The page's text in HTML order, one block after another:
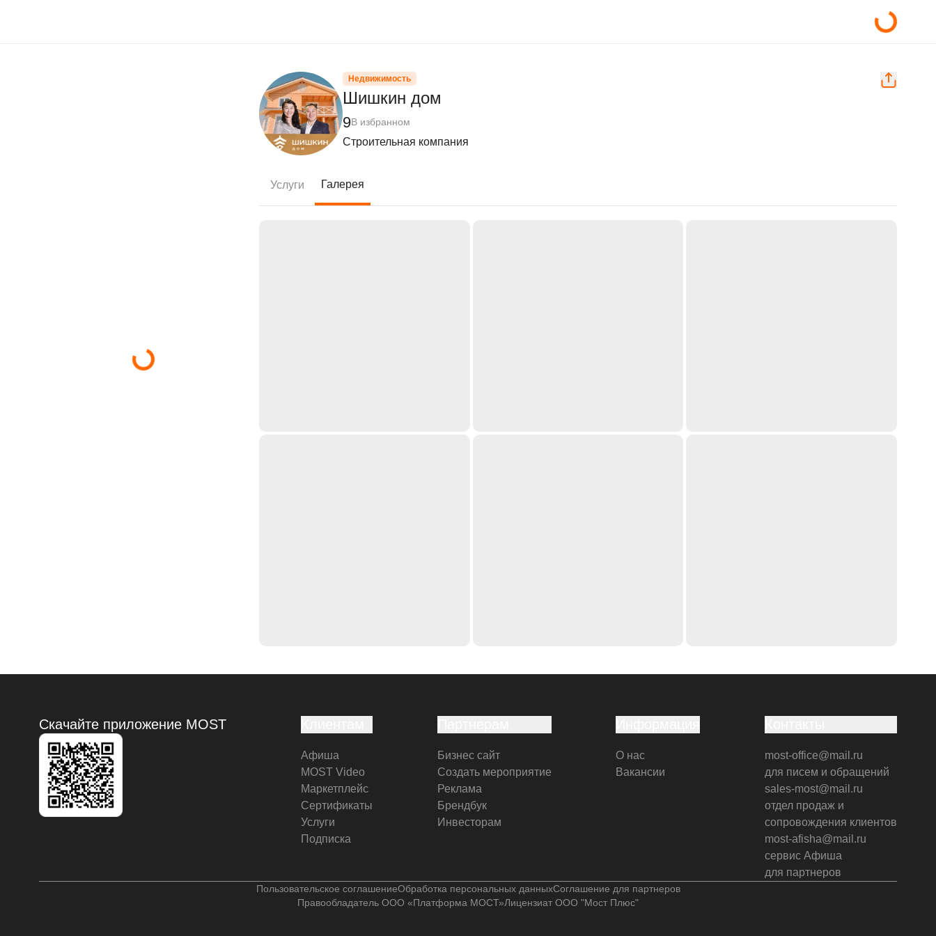
Недвижимость
Шишкин дом
9В избранном
Строительная компания
Услуги Галерея
Скачайте приложение MOST
Афиша
MOST Video
Маркетплейс
Сертификаты
Услуги
Подписка
Бизнес сайт
Создать мероприятие
Реклама
Брендбук
Инвесторам
О нас
Вакансии
most-office@mail.ru
для писем и обращений
sales-most@mail.ru
отдел продаж и
сопровождения клиентов
most-afisha@mail.ru
сервис Афиша
для партнеров
Пользовательское соглашениеОбработка персональных данныхСоглашение для партнеров
Правообладатель ООО «Платформа МОСТ»Лицензиат ООО "Мост Плюс"